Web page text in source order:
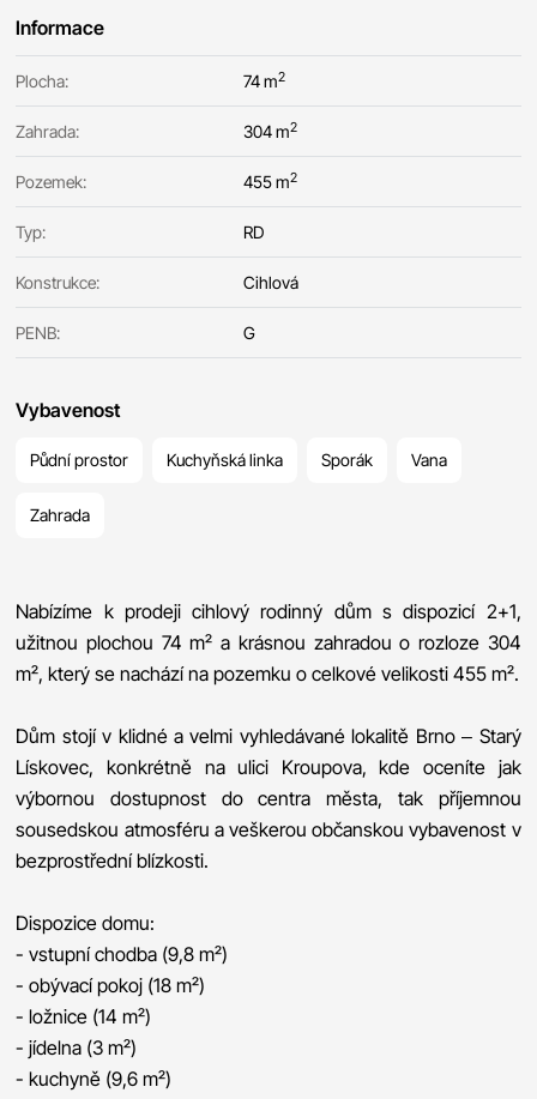
Informace
Plocha: 74 m2
Zahrada: 304 m2
Pozemek: 455 m2
Typ: RD
Konstrukce: Cihlová
PENB: G
Vybavenost
Půdní prostor Kuchyňská linka Sporák Vana
Zahrada
Nabízíme k prodeji cihlový rodinný dům s dispozicí 2+1,
užitnou plochou 74 m² a krásnou zahradou o rozloze 304
m², který se nachází na pozemku o celkové velikosti 455 m².
Dům stojí v klidné a velmi vyhledávané lokalitě Brno – Starý
Lískovec, konkrétně na ulici Kroupova, kde oceníte jak
výbornou dostupnost do centra města, tak příjemnou
sousedskou atmosféru a veškerou občanskou vybavenost v
bezprostřední blízkosti.
Dispozice domu:
- vstupní chodba (9,8 m²)
- obývací pokoj (18 m²)
- ložnice (14 m²)
- jídelna (3 m²)
- kuchyně (9,6 m²)